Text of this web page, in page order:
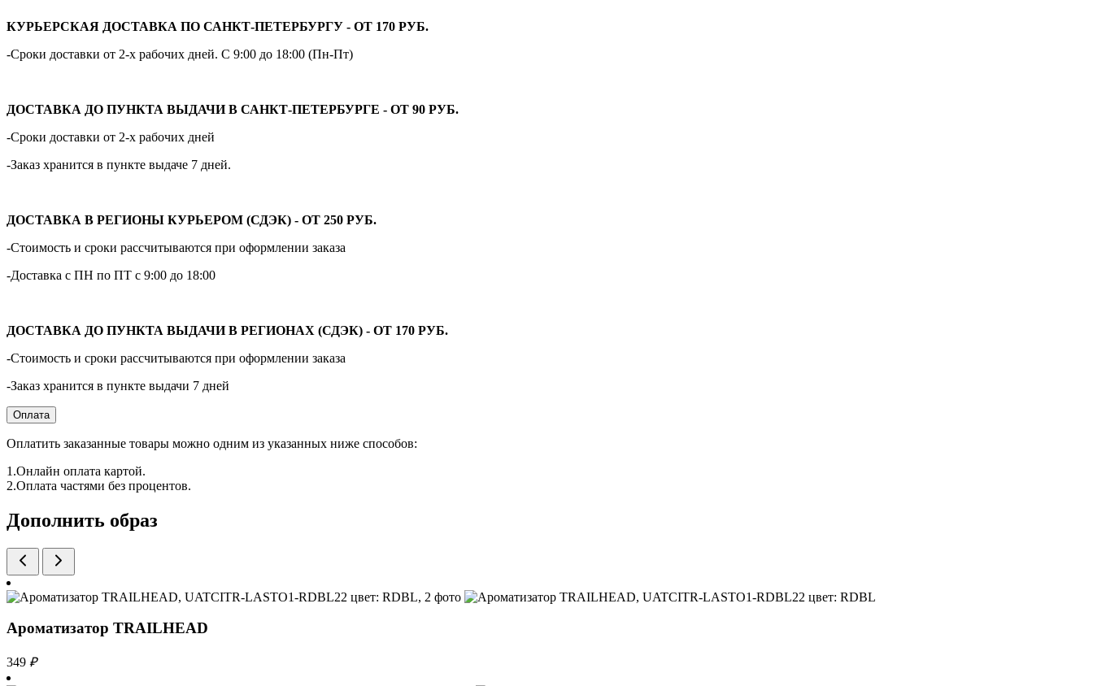
КУРЬЕРСКАЯ ДОСТАВКА ПО САНКТ-ПЕТЕРБУРГУ - ОТ 170 РУБ.
-Сроки доставки от 2-х рабочих дней. С 9:00 до 18:00 (Пн-Пт)
ДОСТАВКА ДО ПУНКТА ВЫДАЧИ В САНКТ-ПЕТЕРБУРГЕ - ОТ 90 РУБ.
-Сроки доставки от 2-х рабочих дней
-Заказ хранится в пункте выдаче 7 дней.
ДОСТАВКА В РЕГИОНЫ КУРЬЕРОМ (СДЭК) - ОТ 250 РУБ.
-Стоимость и сроки рассчитываются при оформлении заказа
-Доставка с ПН по ПТ с 9:00 до 18:00
ДОСТАВКА ДО ПУНКТА ВЫДАЧИ В РЕГИОНАХ (СДЭК) - ОТ 170 РУБ.
-Стоимость и сроки рассчитываются при оформлении заказа
-Заказ хранится в пункте выдачи 7 дней
Оплата
Оплатить заказанные товары можно одним из указанных ниже способов:
1.Онлайн оплата картой.
2.Оплата частями без процентов.
Дополнить образ
Ароматизатор TRAILHEAD
349 ₽